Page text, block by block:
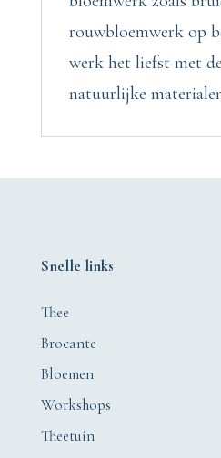
rouwbloemwerk op
werk het liefst met
natuurlijke
Snelle links
Thee
Brocante
Bloemen
Workshops
Theetuin